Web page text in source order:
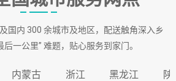
国内 300 余城市及地区，配送触角深入乡
后一公里” 难题，贴心服务到家门。
内蒙古 浙江 黑龙江 陕